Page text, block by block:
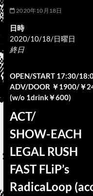
2020年10月18日
日時
2020/10/18/日曜日
終日
OPEN/START 17:30/
ADV/DOOR ￥1900/￥
(w/o 1drink￥600)
ACT/
SHOW-EACH
LEGAL RUSH
FAST FLiP’s
RadicaLoop